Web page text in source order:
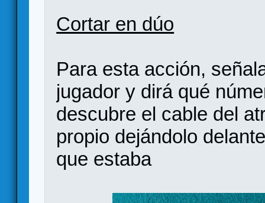
Cortar en dúo
Para esta acción,
jugador y dirá qué
descubre el cable del
propio dejándolo
que estaba